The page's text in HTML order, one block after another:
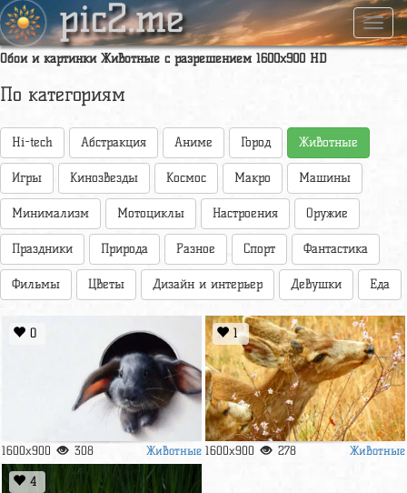
pic2.me
Обои и картинки Животные с разрешением 1600x900 HD
По категориям
Hi-tech Абстракция Аниме Город Животные
Игры Кинозвезды Космос Макро Машины
Минимализм Мотоциклы Настроения Оружие
Праздники Природа Разное Спорт Фантастика
Фильмы Цветы Дизайн и интерьер Девушки Еда
0
1600x900 308 Животные
1
1600x900 278 Животные
4